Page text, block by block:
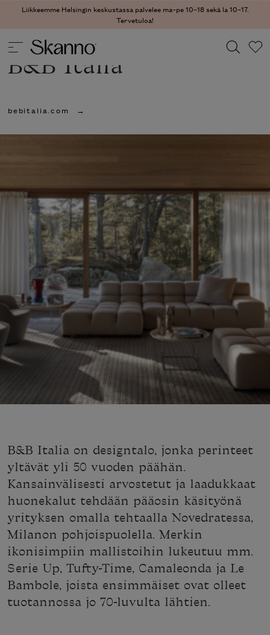
Liikkeemme Helsingin keskustassa palvelee ma–pe 10–18 sekä la 10–17.
Tervetuloa!
Type 2 or more characters for results.
B&B Italia
bebitalia.com
B&B Italia on designtalo, jonka perinteet
yltävät yli 50 vuoden päähän.
Kansainvälisesti arvostetut ja laadukkaat
huonekalut tehdään pääosin käsityönä
yrityksen omalla tehtaalla Novedratessa,
Milanon pohjoispuolella. Merkin
ikonisimpiin mallistoihin lukeutuu mm.
Serie Up, Tufty-Time, Camaleonda ja Le
Bambole, joista ensimmäiset ovat olleet
tuotannossa jo 70-luvulta lähtien.